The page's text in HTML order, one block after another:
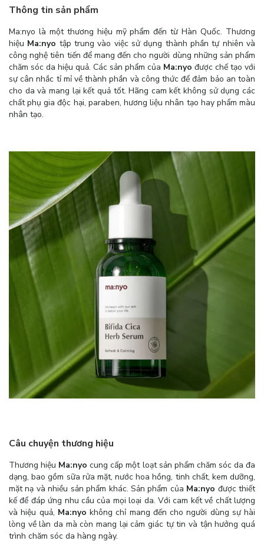
Thông tin sản phẩm
Ma:nyo là một thương hiệu mỹ phẩm đến từ Hàn Quốc. Thương
hiệu Ma:nyo tập trung vào việc sử dụng thành phần tự nhiên và
công nghệ tiên tiến để mang đến cho người dùng những sản phẩm
chăm sóc da hiệu quả. Các sản phẩm của Ma:nyo được chế tạo với
sự cân nhắc tỉ mỉ về thành phần và công thức để đảm bảo an toàn
cho da và mang lại kết quả tốt. Hãng cam kết không sử dụng các
chất phụ gia độc hại, paraben, hương liệu nhân tạo hay phẩm màu
nhân tạo.
Câu chuyện thương hiệu
Thương hiệu Ma:nyo cung cấp một loạt sản phẩm chăm sóc da đa
dạng, bao gồm sữa rửa mặt, nước hoa hồng, tinh chất, kem dưỡng,
mặt nạ và nhiều sản phẩm khác. Sản phẩm của Ma:nyo được thiết
kế để đáp ứng nhu cầu của mọi loại da. Với cam kết về chất lượng
và hiệu quả, Ma:nyo không chỉ mang đến cho người dùng sự hài
lòng về làn da mà còn mang lại cảm giác tự tin và tận hưởng quá
trình chăm sóc da hàng ngày.